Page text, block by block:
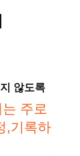
않도록
주로
,기록하